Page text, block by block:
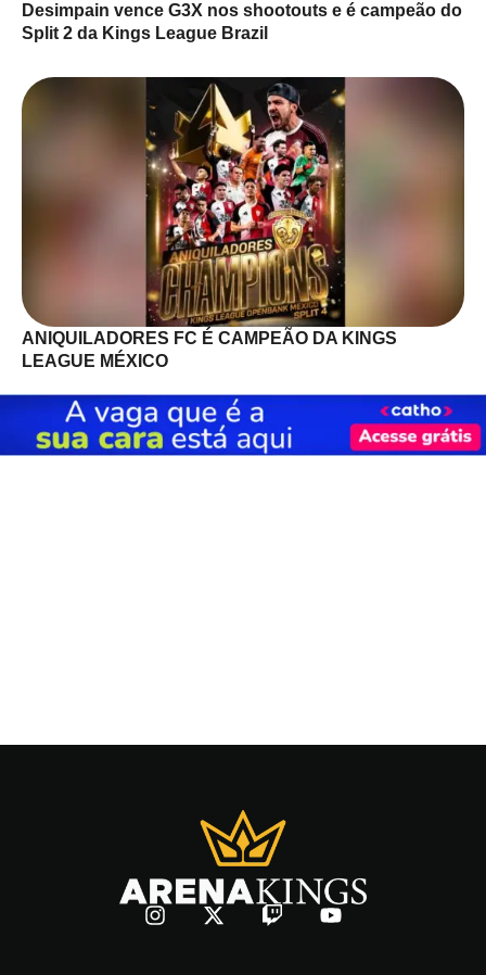
Desimpain vence G3X nos shootouts e é campeão do
Split 2 da Kings League Brazil
ANIQUILADORES FC É CAMPEÃO DA KINGS
LEAGUE MÉXICO